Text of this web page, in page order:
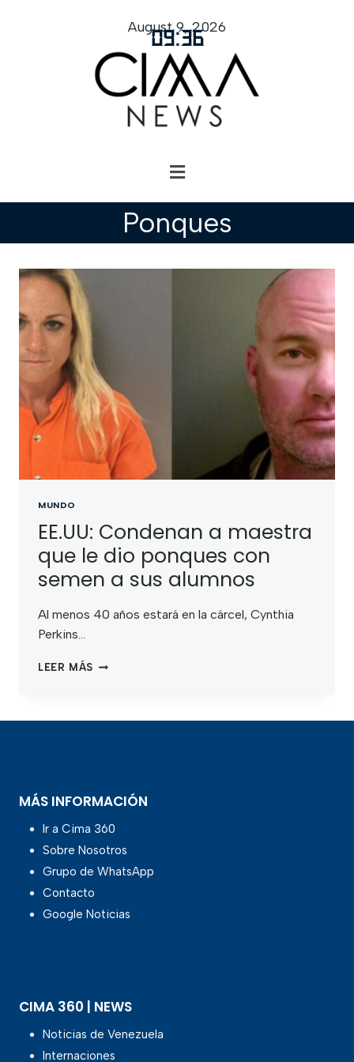
09:36
August 9, 2026
Ponques
MUNDO
EE.UU: Condenan a maestra
que le dio ponques con
semen a sus alumnos
Al menos 40 años estará en la cárcel, Cynthia
Perkins…
LEER MÁS
MÁS INFORMACIÓN
Ir a Cima 360
Sobre Nosotros
Grupo de WhatsApp
Contacto
Google Noticias
CIMA 360 | NEWS
Noticias de Venezuela
Internaciones